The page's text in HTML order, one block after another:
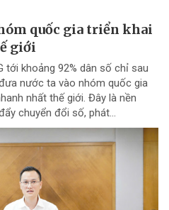
quốc gia triển khai
giới
tới khoảng 92% dân số chỉ sau
nước ta vào nhóm quốc gia
nhất thế giới. Đây là nền
chuyển đổi số, phát...